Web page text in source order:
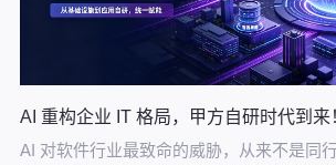
AI 重构企业 IT 格局，甲方自研时代到来
AI 对软件行业最致命的威胁，从来不是同